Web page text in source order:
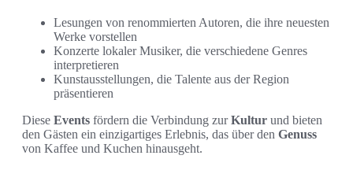
Lesungen von renommierten Autoren, die ihre neuesten
Werke vorstellen
Konzerte lokaler Musiker, die verschiedene Genres
interpretieren
Kunstausstellungen, die Talente aus der Region
präsentieren
Diese Events fördern die Verbindung zurKultur und bieten
den Gästen ein einzigartiges Erlebnis, das über den Genuss
von Kaffee und Kuchen hinausgeht.